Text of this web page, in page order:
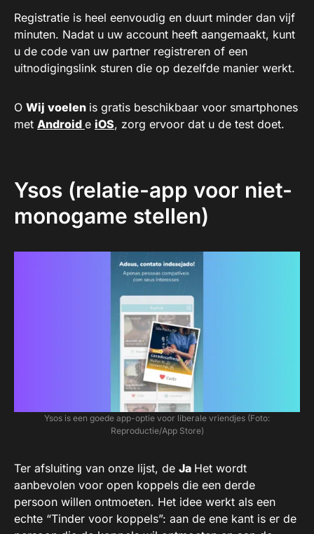
Registratie is heel eenvoudig en duurt minder dan vijf
minuten. Nadat u uw account heeft aangemaakt, kunt
u de code van uw partner registreren of een
uitnodigingslink sturen die op dezelfde manier werkt.
O Wij voelen is gratis beschikbaar voor smartphones
met Android e iOS, zorg ervoor dat u de test doet.
Ysos (relatie-app voor niet-
monogame stellen)
Ysos is een goede app-optie voor liberale vriendjes (Foto:
Reproductie/App Store)
Ter afsluiting van onze lijst, de Ja Het wordt
aanbevolen voor open koppels die een derde
persoon willen ontmoeten. Het idee werkt als een
echte “Tinder voor koppels”: aan de ene kant is er de